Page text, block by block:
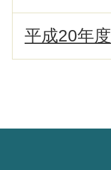
平成20年度